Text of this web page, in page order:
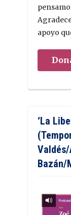
apoyo
‘La
Bazán/